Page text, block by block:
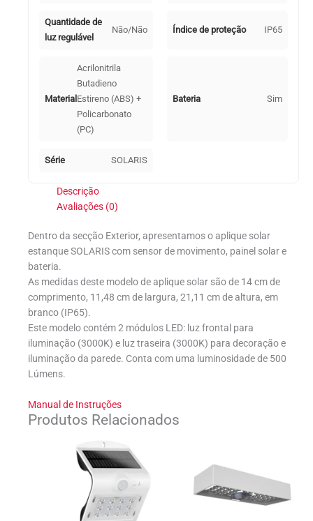
Quantidade de
luz regulável
Não/Não Índice de proteção IP65
Material
Acrilonitrila
Butadieno
Estireno (ABS) +
Policarbonato
(PC)
Bateria Sim
Série SOLARIS
Descrição
Avaliações (0)
Dentro da secção Exterior, apresentamos o aplique solar
estanque SOLARIS com sensor de movimento, painel solar e
bateria.
As medidas deste modelo de aplique solar são de 14 cm de
comprimento, 11,48 cm de largura, 21,11 cm de altura, em
branco (IP65).
Este modelo contém 2 módulos LED: luz frontal para
iluminação (3000K) e luz traseira (3000K) para decoração e
iluminação da parede. Conta com uma luminosidade de 500
Lúmens.
Manual de Instruções
Produtos Relacionados